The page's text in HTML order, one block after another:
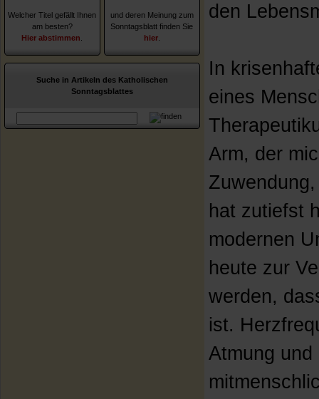
Welcher Titel gefällt Ihnen
am besten?
Hier abstimmen
und deren Meinung zum
Sonntagsblatt finden Sie
hier
Suche in Artikeln des Katholischen
Sonntagsblattes
den
In
eines
Arm, der
hat zutiefst
modernen
heute zur
werden,
ist.
Atmung